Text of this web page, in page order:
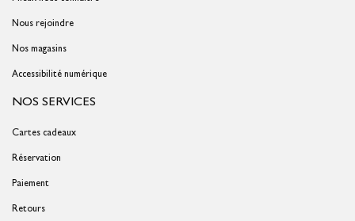
Nous rejoindre
Nos magasins
Accessibilité numérique
NOS SERVICES
Cartes cadeaux
Réservation
Paiement
Retours